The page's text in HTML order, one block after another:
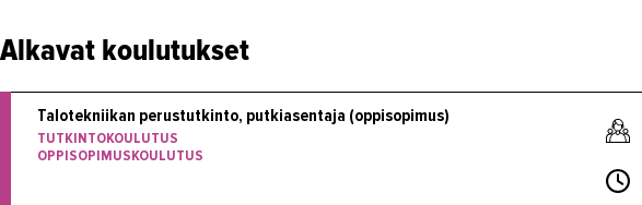
Alkavat koulutukset
Talotekniikan perustutkinto, putkiasentaja (oppisopimus)
TUTKINTOKOULUTUS
OPPISOPIMUSKOULUTUS